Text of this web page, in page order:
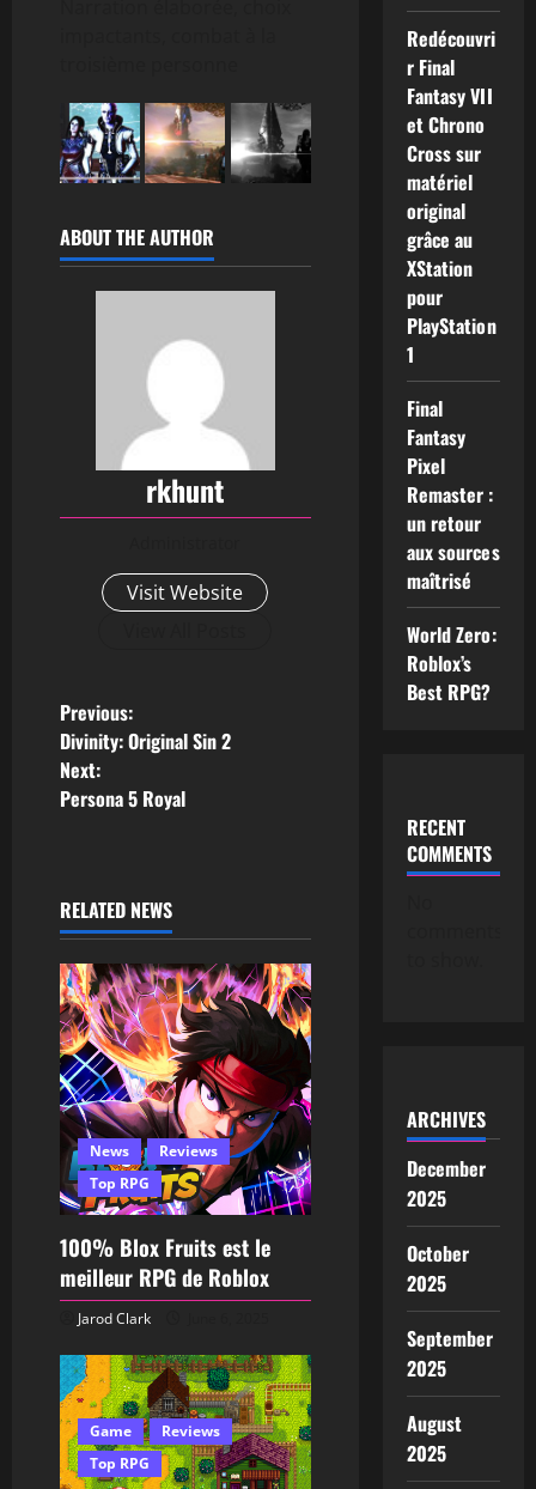
ABOUT THE AUTHOR
rkhunt
Visit Website
Previous:
Divinity: Original Sin 2
Next:
Persona 5 Royal
RELATED NEWS
News
Reviews
Top RPG
100% Blox Fruits est le
meilleur RPG de Roblox
Jarod Clark
Game
Reviews
Top RPG
Redécouvri
r Final
Fantasy VII
et Chrono
Cross sur
matériel
original
grâce au
XStation
pour
PlayStation
1
Final
Fantasy
Pixel
Remaster :
un retour
aux sources
maîtrisé
World Zero:
Roblox’s
Best RPG?
RECENT
COMMENTS
ARCHIVES
December
2025
October
2025
September
2025
August
2025